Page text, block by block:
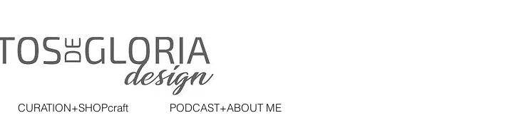
CURATION+SHOPcraft PODCAST+ABOUT ME